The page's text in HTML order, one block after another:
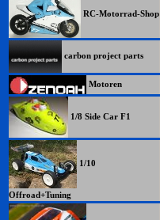
RC-Motorrad-Shop
carbon project parts
Motoren
1/8 Side Car F1
1/10
Offroad+Tuning